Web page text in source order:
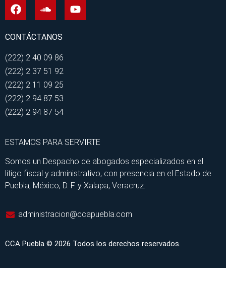
CONTÁCTANOS
(222) 2 40 09 86
(222) 2 37 51 92
(222) 2 11 09 25
(222) 2 94 87 53
(222) 2 94 87 54
ESTAMOS PARA SERVIRTE
Somos un Despacho de abogados especializados en el
litigo fiscal y administrativo, con presencia en el Estado de
Puebla, México, D. F. y Xalapa, Veracruz.
administracion@ccapuebla.com
CCA Puebla © 2026 Todos los derechos reservados.